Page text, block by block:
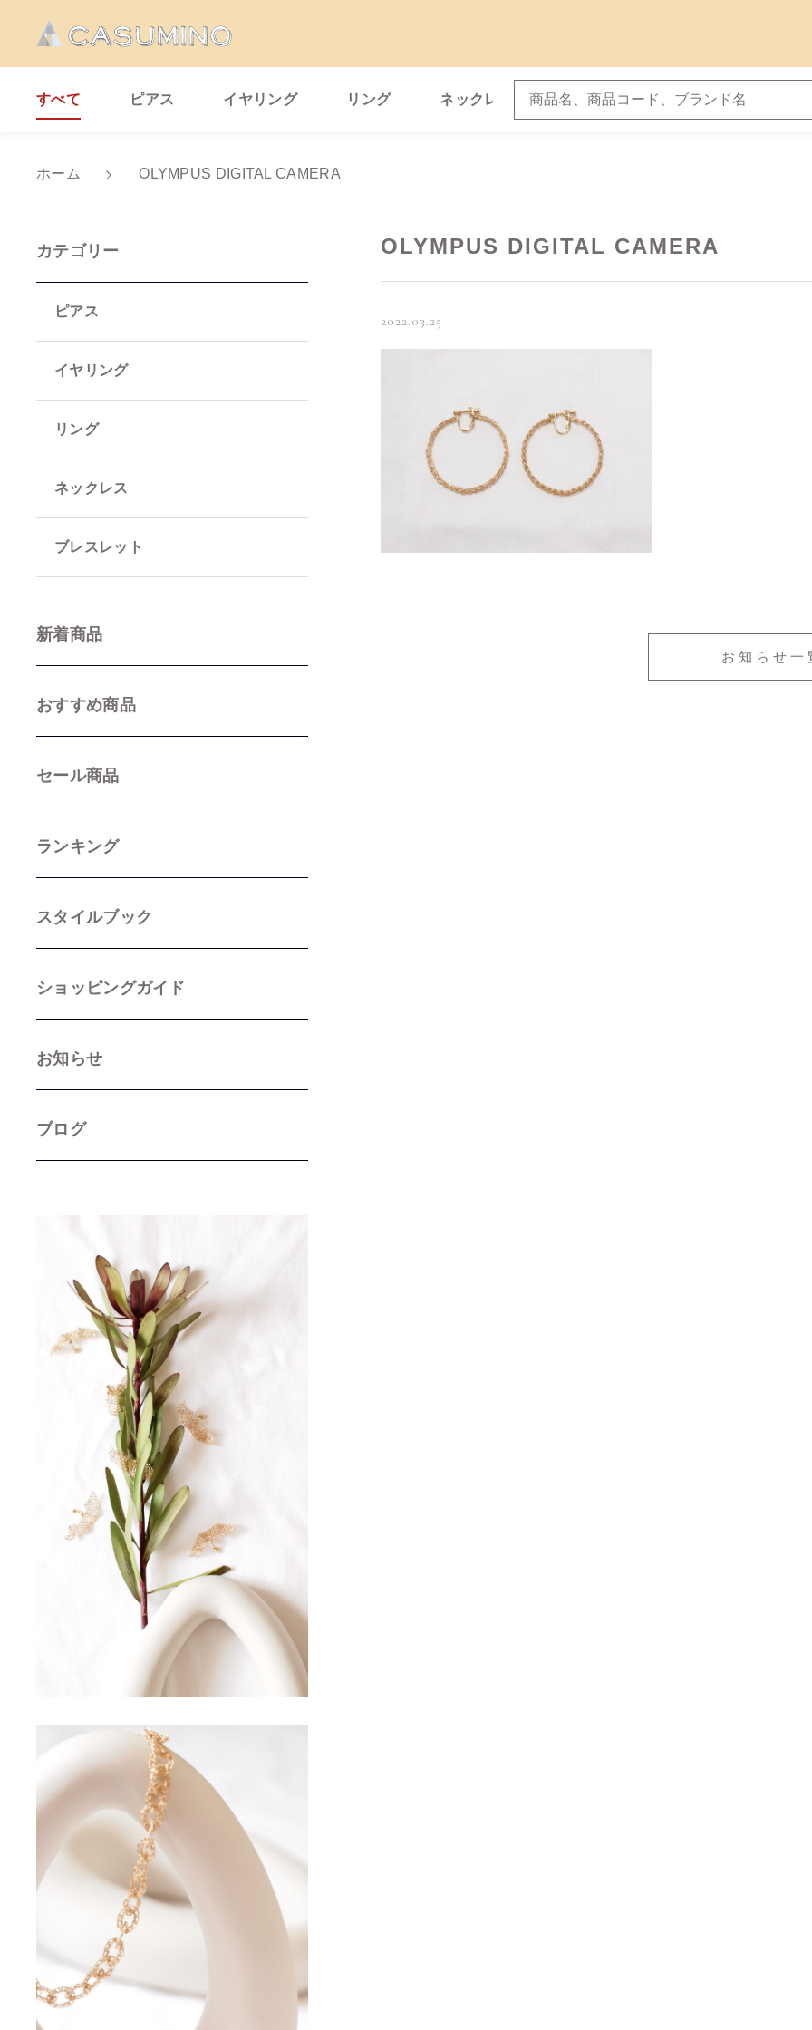
すべて ピアス イヤリング リング ネックレス ブレスレット
ホーム OLYMPUS DIGITAL CAMERA
OLYMPUS DIGITAL CAMERA
2022.03.25
お知らせ一
カテゴリー
ピアス
イヤリング
リング
ネックレス
ブレスレット
新着商品
おすすめ商品
セール商品
ランキング
スタイルブック
ショッピングガイド
お知らせ
ブログ
子カテゴリ